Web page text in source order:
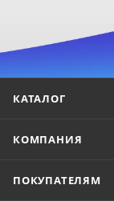
КАТАЛОГ
КОМПАНИЯ
ПОКУПАТЕЛЯМ